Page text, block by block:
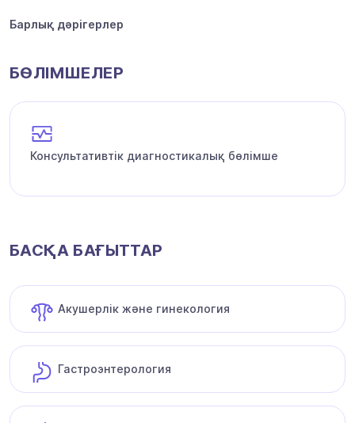
Барлық дәрігерлер
БӨЛІМШЕЛЕР
Консультативтік диагностикалық бөлімше
БАСҚА БАҒЫТТАР
Акушерлік және гинекология
Гастроэнтерология